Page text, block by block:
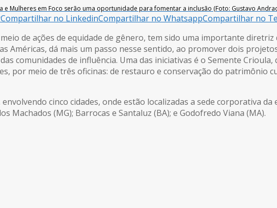
e Mulheres em Foco serão uma oportunidade para fomentar a inclusão (Foto: Gustavo
Compartilhar no LinkedinCompartilhar no WhatsappCompartilhar no
de ações de equidade de gênero, tem sido uma importante diretriz
Américas, dá mais um passo nesse sentido, ao promover dois
comunidades de influência. Uma das iniciativas é o Semente
por meio de três oficinas: de restauro e conservação do patrimônio
cinco cidades, onde estão localizadas a sede corporativa da
Machados (MG); Barrocas e Santaluz (BA); e Godofredo Viana (MA).